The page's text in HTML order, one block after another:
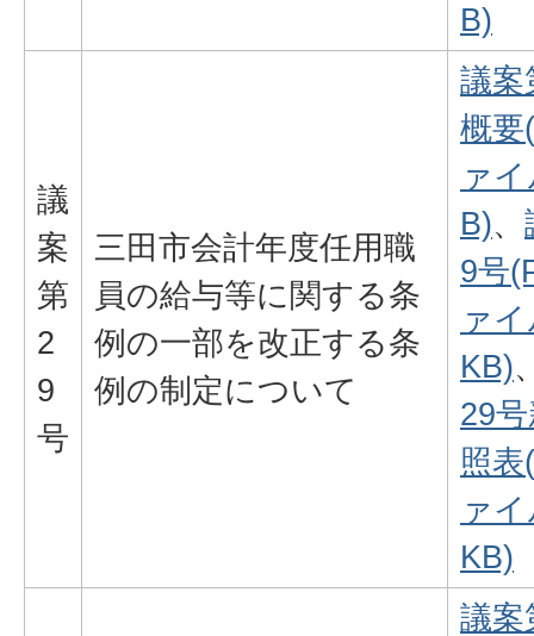
B)
議
案
第
2
9
号
三田市会計年度任用職
員の給与等に関する条
例の一部を改正する条
例の制定について
議案
概要
ァ
B)、
9号
ァ
KB)
29
照
ァ
KB)
議案